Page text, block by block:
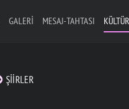
GALERI MESAJ-TAHTASI
ŞIIRLER